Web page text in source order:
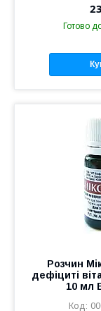
Готово
Розчин
дефіциті
10 мл